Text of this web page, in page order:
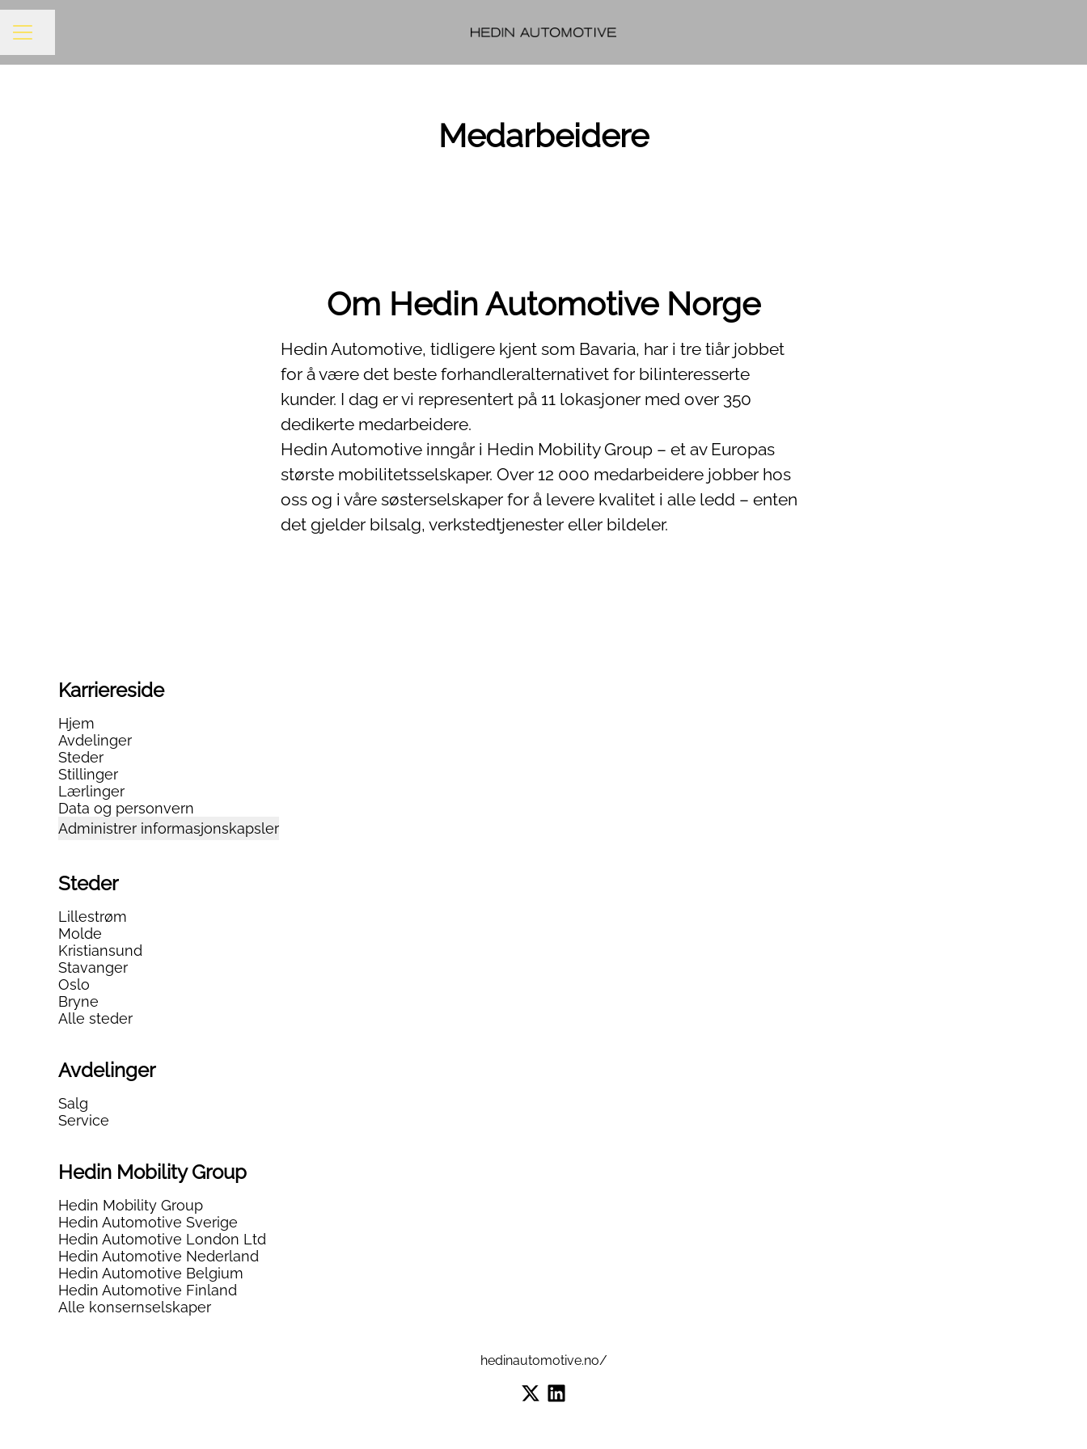
KARRIEREMENY
Del siden
Medarbeidere
Om Hedin Automotive Norge
Hedin Automotive, tidligere kjent som Bavaria, har i tre tiår jobbet
for å være det beste forhandleralternativet for bilinteresserte
kunder. I dag er vi representert på 11 lokasjoner med over 350
dedikerte medarbeidere.
Hedin Automotive inngår i Hedin Mobility Group – et av Europas
største mobilitetsselskaper. Over 12 000 medarbeidere jobber hos
oss og i våre søsterselskaper for å levere kvalitet i alle ledd – enten
det gjelder bilsalg, verkstedtjenester eller bildeler.
Karriereside
Hjem
Avdelinger
Steder
Stillinger
Lærlinger
Data og personvern
Administrer informasjonskapsler
Steder
Lillestrøm
Molde
Kristiansund
Stavanger
Oslo
Bryne
Alle steder
Avdelinger
Salg
Service
Hedin Mobility Group
Hedin Mobility Group
Hedin Automotive Sverige
Hedin Automotive London Ltd
Hedin Automotive Nederland
Hedin Automotive Belgium
Hedin Automotive Finland
Alle konsernselskaper
hedinautomotive.no/